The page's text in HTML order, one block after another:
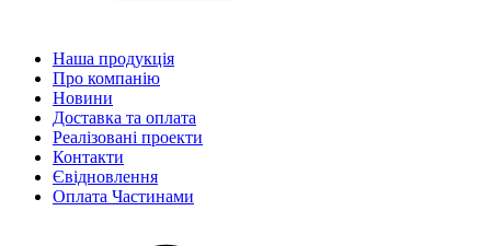
Наша продукція
Про компанію
Новини
Доставка та оплата
Реалізовані проекти
Контакти
Євідновлення
Оплата Частинами